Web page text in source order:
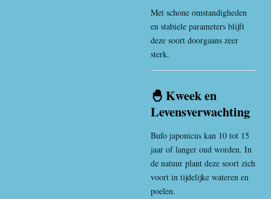
Met schone omstandigheden
en stabiele parameters blijft
deze soort doorgaans zeer
sterk.
🐣 Kweek en
Levensverwachting
Bufo japonicus kan 10 tot 15
jaar of langer oud worden. In
de natuur plant deze soort zich
voort in tijdelijke wateren en
poelen.